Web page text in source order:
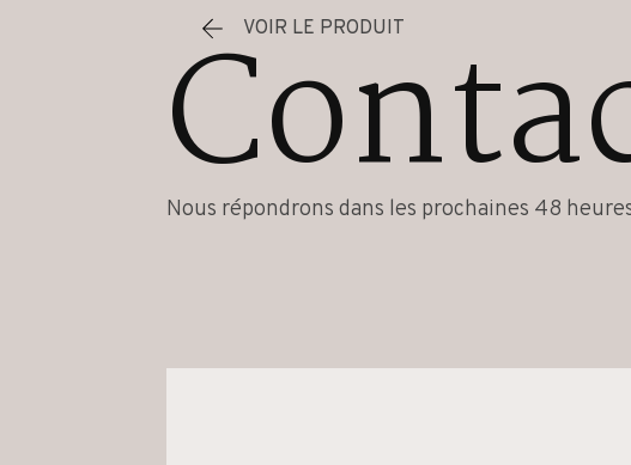
VOIR LE PRODUIT
Nous répondrons dans les prochaines 48